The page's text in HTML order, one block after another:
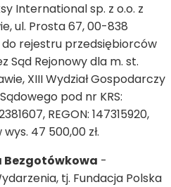
International sp. z o.o. z
ul. Prosta 67, 00-838
rejestru przedsiębiorców
Sąd Rejonowy dla m. st.
XIII Wydział Gospodarczy
pod nr KRS:
REGON: 147315920,
47 500,00 zł.
Bezgotówkowa -
tj. Fundacja Polska